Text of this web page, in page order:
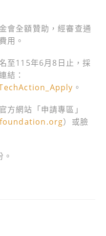
會全額贊助，經審查通
用。
至115年6月8日止，採
結：
。
方網站「申請專區」
）或臉